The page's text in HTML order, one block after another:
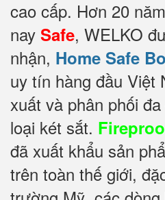
cao cấp. Hơn 20
nay Safe, WELKO
nhận, Home Safe
uy tín hàng đầu Việt
xuất và phân phối
loại két sắt.
đã xuất khẩu sản
trên toàn thế giới,